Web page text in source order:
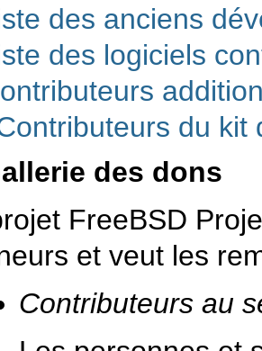
des anciens
des logiciels
du kit
des dons
FreeBSD
et veut les
Contributeurs au